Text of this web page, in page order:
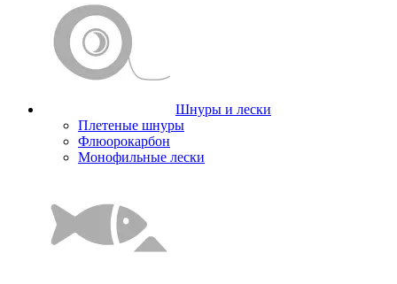
Шнуры и лески
Плетеные шнуры
Флюорокарбон
Монофильные лески